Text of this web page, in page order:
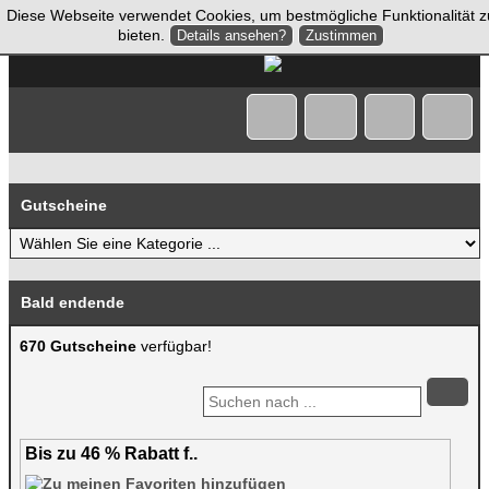
Gutscheine
Bald endende
670 Gutscheine verfügbar!
Bis zu 46 % Rabatt f..
Diese Webseite verwendet Cookies, um bestmögliche Funktionalität
bieten.
Details ansehen? Zustimmen